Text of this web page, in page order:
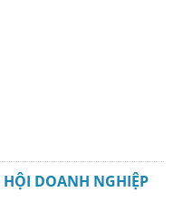
DOANH NGHIỆP